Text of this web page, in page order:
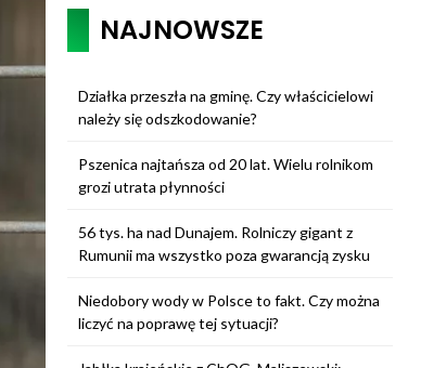
NAJNOWSZE
Działka przeszła na gminę. Czy właścicielowi
należy się odszkodowanie?
Pszenica najtańsza od 20 lat. Wielu rolnikom
grozi utrata płynności
56 tys. ha nad Dunajem. Rolniczy gigant z
Rumunii ma wszystko poza gwarancją zysku
Niedobory wody w Polsce to fakt. Czy można
liczyć na poprawę tej sytuacji?